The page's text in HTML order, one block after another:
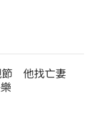
　他找亡妻